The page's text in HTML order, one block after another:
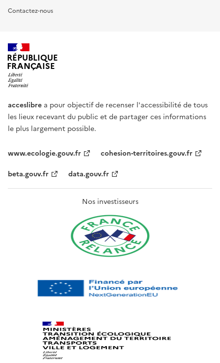
Contactez-nous
RÉPUBLIQUE
FRANÇAISE
acceslibre a pour objectif de recenser l'accessibilité de tous
les lieux recevant du public et de partager ces informations
le plus largement possible.
www.ecologie.gouv.fr
cohesion-territoires.gouv.fr
beta.gouv.fr
data.gouv.fr
Nos investisseurs